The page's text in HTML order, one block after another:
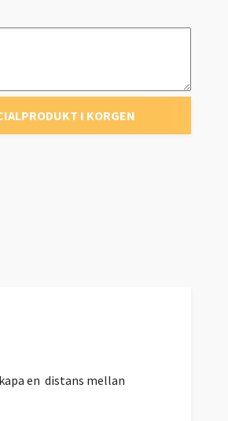
I KORGEN
en distans mellan